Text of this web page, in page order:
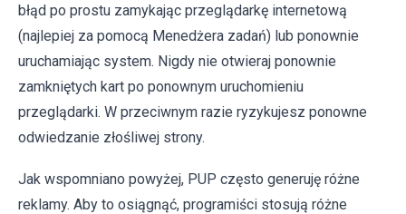
błąd po prostu zamykając przeglądarkę internetową
(najlepiej za pomocą Menedżera zadań) lub ponownie
uruchamiając system. Nigdy nie otwieraj ponownie
zamkniętych kart po ponownym uruchomieniu
przeglądarki. W przeciwnym razie ryzykujesz ponowne
odwiedzanie złośliwej strony.
Jak wspomniano powyżej, PUP często generuję różne
reklamy. Aby to osiągnąć, programiści stosują różne